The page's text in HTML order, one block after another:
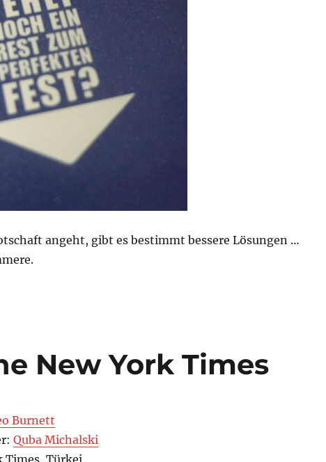
angeht, gibt es bestimmt bessere Lösungen …
New York Times
Burnett
Quba Michalski